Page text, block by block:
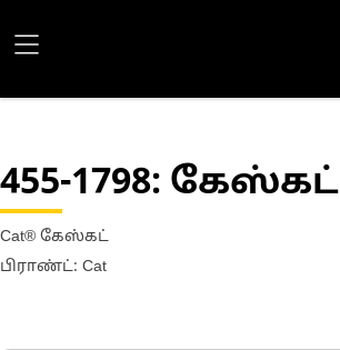
455-1798: கேஸ்கட்
Cat® கேஸ்கட்
பிராண்ட்: Cat